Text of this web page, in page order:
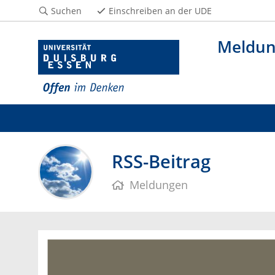
Suchen Einschreiben an der UDE
RSS-Beitrag
Meldungen